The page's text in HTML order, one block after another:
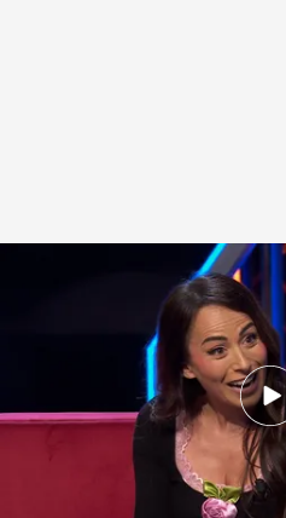
María Escoté, en 'Martínez y Hermanos'.
Martínez y Hermanos
13 FEB 2025 - 01:05h.
La diseñadora cuenta
trágame' que vivió con